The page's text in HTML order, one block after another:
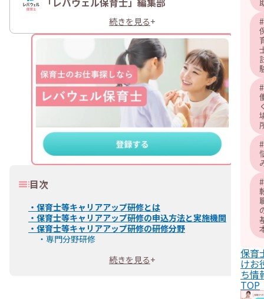
#
#
#
#
保育
けお
ち情
TOP
続きを見る+
目次
・ 保育士等キャリアアップ研修とは
・ 保育士等キャリアアップ研修の申込方法と実施機関
・ 保育士等キャリアアップ研修の研修分野
・ 専門分野研修
職務分野別リーダー
保育士等キャリアアップ研修後に行うレポート作成のポ
続きを見る+